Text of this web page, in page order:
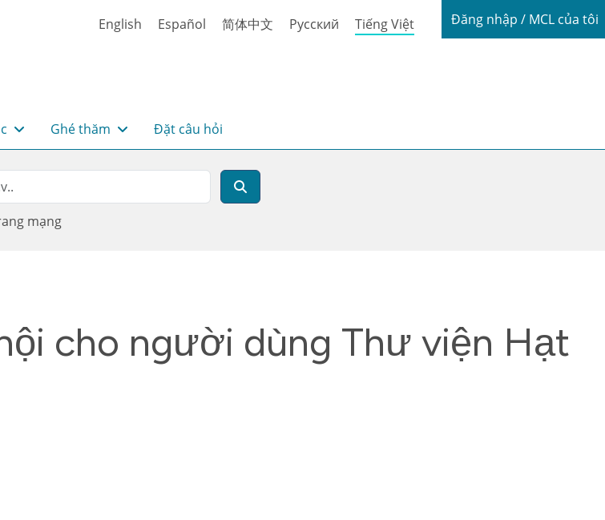
English Español 简体中文 Русский Tiếng Việt Login / My
Đăng nhập / MCL của tôi
Ghé thăm Đặt câu hỏi
mạng
cho người dùng Thư viện Hạt